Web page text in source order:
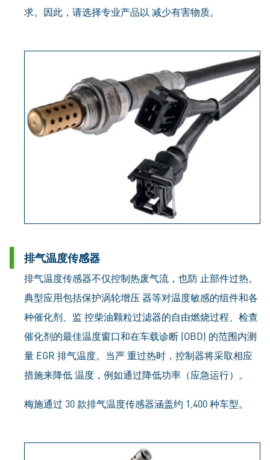
求。因此，请选择专业产品以 减少有害物质。
排气温度传感器
排气温度传感器不仅控制热废气流，也防 止部件过热。
典型应用包括保护涡轮增压 器等对温度敏感的组件和各
种催化剂、监 控柴油颗粒过滤器的自由燃烧过程、检查
催化剂的最佳温度窗口和在车载诊断 (OBD) 的范围内测
量 EGR 排气温度。当严 重过热时，控制器将采取相应
措施来降低 温度，例如通过降低功率（应急运行）。
梅施通过 30 款排气温度传感器涵盖约 1,400 种车型。